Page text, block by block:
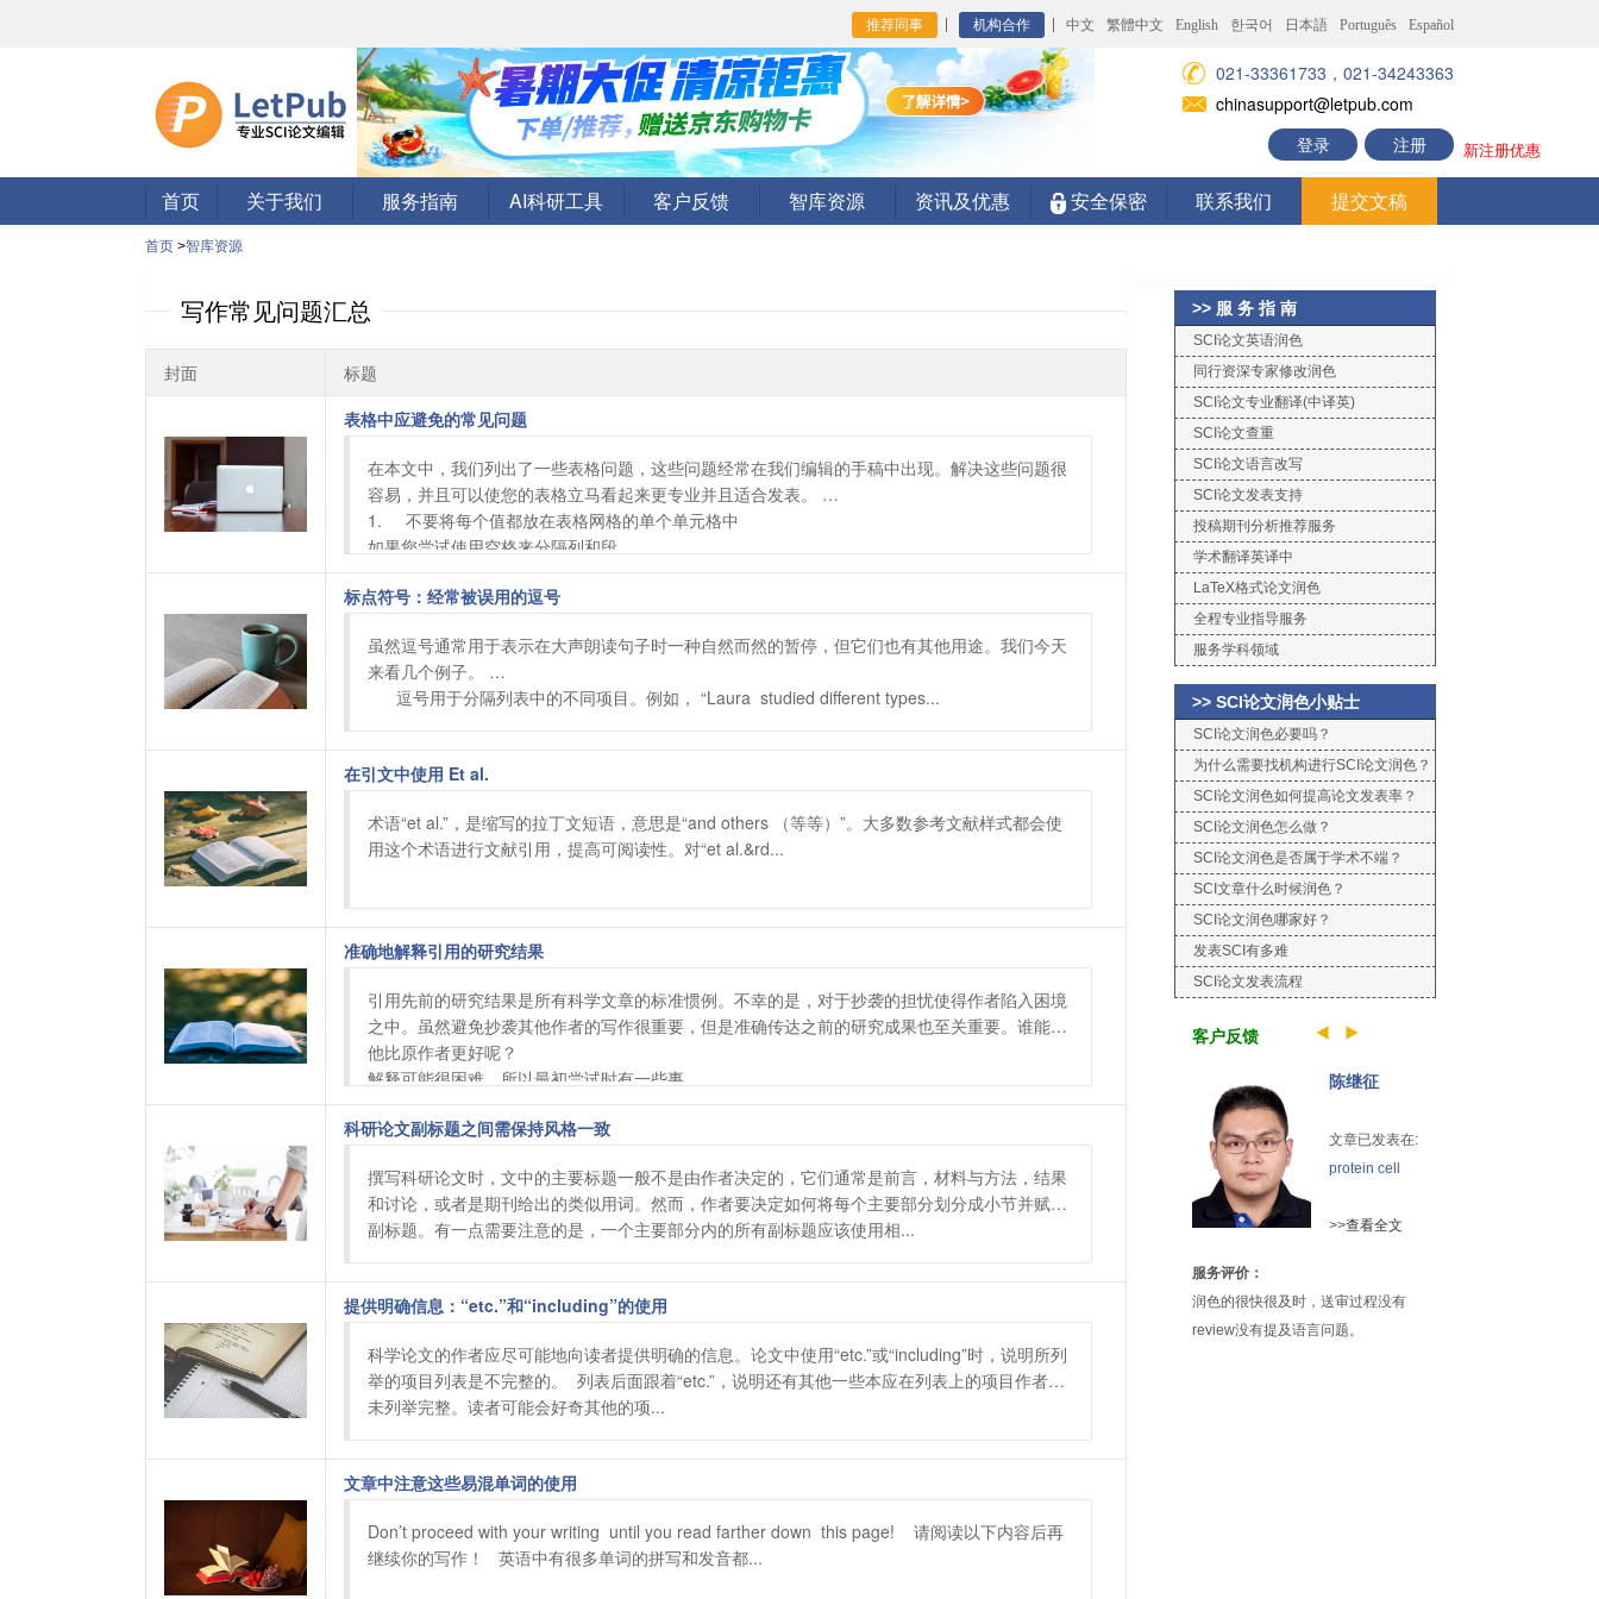
推荐同事 机构合作 中文 繁體中文 English 한국어 日本語 Português Español
021-33361733，021-34243363
chinasupport@letpub.com
登录
注册 新注册优惠
首页 关于我们 服务指南 AI科研工具 客户反馈 智库资源 资讯及优惠 安全保密 联系我们 提交文稿
首页 >智库资源
写作常见问题汇总
封面
标题
表格中应避免的常见问题
在本文中，我们列出了一些表格问题，这些问题经常在我们编辑的手稿中出现。解决这些问题很
容易，并且可以使您的表格立马看起来更专业并且适合发表。
1.	不要将每个值都放在表格网格的单个单元格中
如果您尝试使用空格来分隔列和段...
标点符号：经常被误用的逗号
虽然逗号通常用于表示在大声朗读句子时一种自然而然的暂停，但它们也有其他用途。我们今天
来看几个例子。
      逗号用于分隔列表中的不同项目。例如， “Laura  studied different types...
在引文中使用 Et al.
术语“et al.”，是缩写的拉丁文短语，意思是“and others （等等）”。大多数参考文献样式都会使
用这个术语进行文献引用，提高可阅读性。对“et al.&rd...
准确地解释引用的研究结果
引用先前的研究结果是所有科学文章的标准惯例。不幸的是，对于抄袭的担忧使得作者陷入困境
之中。虽然避免抄袭其他作者的写作很重要，但是准确传达之前的研究成果也至关重要。谁能说
他比原作者更好呢？
解释可能很困难，所以最初尝试时有一些事...
科研论文副标题之间需保持风格一致
撰写科研论文时，文中的主要标题一般不是由作者决定的，它们通常是前言，材料与方法，结果
和讨论，或者是期刊给出的类似用词。然而，作者要决定如何将每个主要部分划分成小节并赋予
副标题。有一点需要注意的是，一个主要部分内的所有副标题应该使用相...
提供明确信息：“etc.”和“including”的使用
科学论文的作者应尽可能地向读者提供明确的信息。论文中使用“etc.”或“including”时，说明所列
举的项目列表是不完整的。  列表后面跟着“etc.”，说明还有其他一些本应在列表上的项目作者尚
未列举完整。读者可能会好奇其他的项...
文章中注意这些易混单词的使用
Don’t proceed with your writing  until you read farther down  this page!    请阅读以下内容后再
继续你的写作！   英语中有很多单词的拼写和发音都...
>> 服 务 指 南
SCI论文英语润色
同行资深专家修改润色
SCI论文专业翻译(中译英)
SCI论文查重
SCI论文语言改写
SCI论文发表支持
投稿期刊分析推荐服务
学术翻译英译中
LaTeX格式论文润色
全程专业指导服务
服务学科领域
>> SCI论文润色小贴士
SCI论文润色必要吗？
为什么需要找机构进行SCI论文润色？
SCI论文润色如何提高论文发表率？
SCI论文润色怎么做？
SCI论文润色是否属于学术不端？
SCI文章什么时候润色？
SCI论文润色哪家好？
发表SCI有多难
SCI论文发表流程
客户反馈
陈继征
文章已发表在:
protein cell
>>查看全文
服务评价：
润色的很快很及时，送审过程没有
review没有提及语言问题。